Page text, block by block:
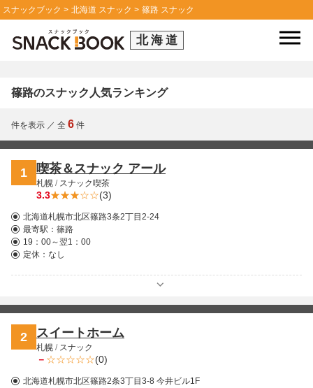
スナックブック 北海道 スナック 篠路 スナック
北海道
篠路のスナック人気ランキング
件を表示 ／ 全 6 件
1 喫茶＆スナック アール
札幌 / スナック喫茶
3.3 (3)
北海道札幌市北区篠路3条2丁目2-24
最寄駅： 篠路
19：00～翌1：00
定休：なし
2 スイートホーム
札幌 / スナック
－ (0)
北海道札幌市北区篠路2条3丁目3-8 今井ビル1F